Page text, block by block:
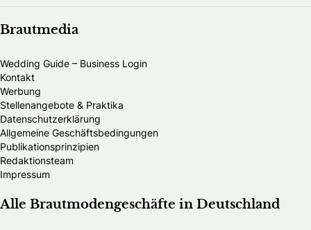
Brautmedia
Wedding Guide – Business Login
Kontakt
Werbung
Stellenangebote & Praktika
Datenschutzerklärung
Allgemeine Geschäftsbedingungen
Publikationsprinzipien
Redaktionsteam
Impressum
Alle Brautmodengeschäfte in Deutschland